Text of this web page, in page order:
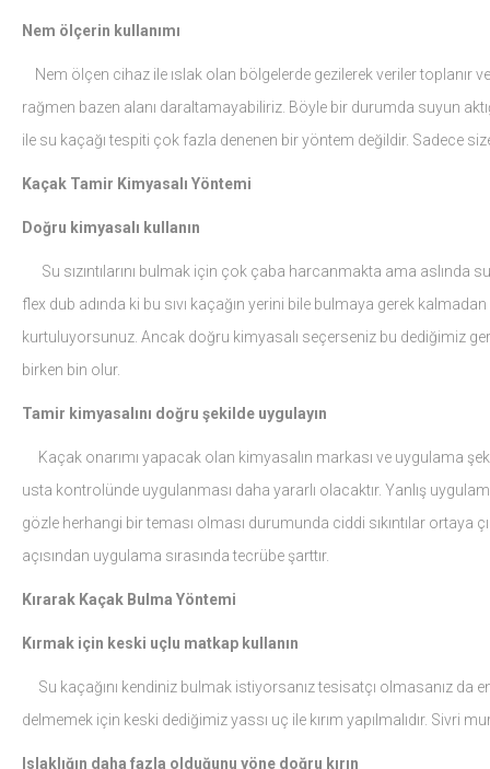
Nem ölçerin kullanımı
Nem ölçen cihaz ile ıslak olan bölgelerde gezilerek veriler toplanır
rağmen bazen alanı daraltamayabiliriz. Böyle bir durumda suyun
ile su kaçağı tespiti çok fazla denenen bir yöntem değildir. Sadece
Kaçak Tamir Kimyasalı Yöntemi
Doğru kimyasalı kullanın
Su sızıntılarını bulmak için çok çaba harcanmakta ama aslında
flex dub adında ki bu sıvı kaçağın yerini bile bulmaya gerek
kurtuluyorsunuz. Ancak doğru kimyasalı seçerseniz bu dediğimiz
birken bin olur.
Tamir kimyasalını doğru şekilde uygulayın
Kaçak onarımı yapacak olan kimyasalın markası ve uygulama
usta kontrolünde uygulanması daha yararlı olacaktır. Yanlış
gözle herhangi bir teması olması durumunda ciddi sıkıntılar ortaya
açısından uygulama sırasında tecrübe şarttır.
Kırarak Kaçak Bulma Yöntemi
Kırmak için keski uçlu matkap kullanın
Su kaçağını kendiniz bulmak istiyorsanız tesisatçı olmasanız da
delmemek için keski dediğimiz yassı uç ile kırım yapılmalıdır. Sivri
Islaklığın daha fazla olduğunu yöne doğru kırın